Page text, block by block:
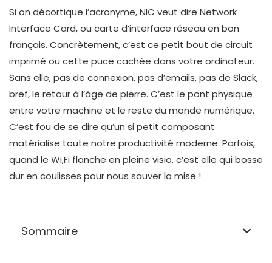
Si on décortique l’acronyme, NIC veut dire Network
Interface Card, ou carte d’interface réseau en bon
français. Concrètement, c’est ce petit bout de circuit
imprimé ou cette puce cachée dans votre ordinateur.
Sans elle, pas de connexion, pas d’emails, pas de Slack,
bref, le retour à l’âge de pierre. C’est le pont physique
entre votre machine et le reste du monde numérique.
C’est fou de se dire qu’un si petit composant
matérialise toute notre productivité moderne. Parfois,
quand le Wi,Fi flanche en pleine visio, c’est elle qui bosse
dur en coulisses pour nous sauver la mise !
Sommaire